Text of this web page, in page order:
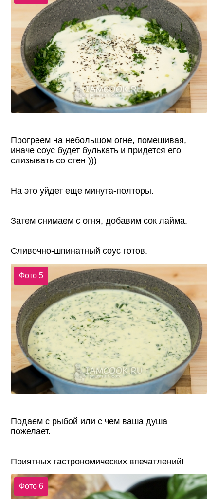
Прогреем на небольшом огне, помешивая,
иначе соус будет булькать и придется его
слизывать со стен )))
На это уйдет еще минута-полторы.
Затем снимаем с огня, добавим сок лайма.
Сливочно-шпинатный соус готов.
Фото 5
Подаем с рыбой или с чем ваша душа
пожелает.
Приятных гастрономических впечатлений!
Фото 6